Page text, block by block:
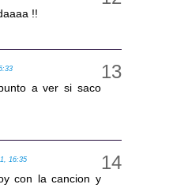
!!
a ver si saco
16:35
con la cancion y